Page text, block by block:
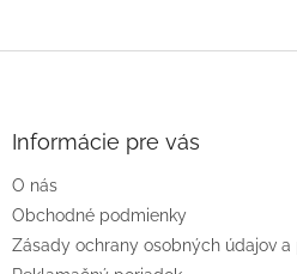
e
Informácie pre vás
O nás
Obchodné podmienky
Zásady ochrany osobných údajov a